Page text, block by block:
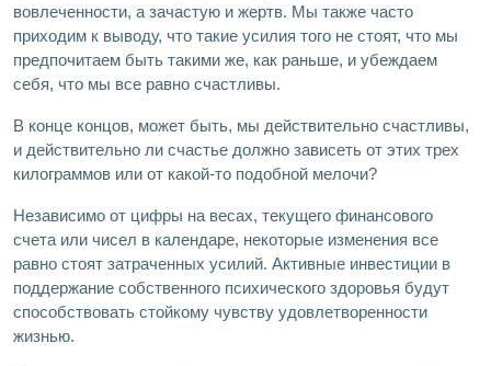
вовлеченности, а зачастую и жертв. Мы также часто
приходим к выводу, что такие усилия того не стоят, что мы
предпочитаем быть такими же, как раньше, и убеждаем
себя, что мы все равно счастливы.
В конце концов, может быть, мы действительно счастливы,
и действительно ли счастье должно зависеть от этих трех
килограммов или от какой-то подобной мелочи?
Независимо от цифры на весах, текущего финансового
счета или чисел в календаре, некоторые изменения все
равно стоят затраченных усилий. Активные инвестиции в
поддержание собственного психического здоровья будут
способствовать стойкому чувству удовлетворенности
жизнью.